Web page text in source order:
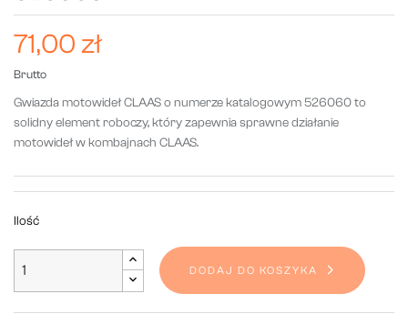
71,00 zł
Brutto
Gwiazda motowideł CLAAS o numerze katalogowym 526060 to
solidny element roboczy, który zapewnia sprawne działanie
motowideł w kombajnach CLAAS.
Ilość
DODAJ DO KOSZYKA